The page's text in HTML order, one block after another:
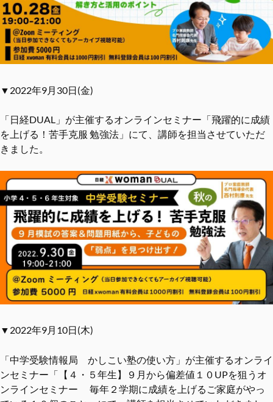
▼2022年9月30日(金)
「日経DUAL」が主催するオンラインセミナー「飛躍的に成績
を上げる！苦手克服 勉強法」にて、講師を担当させていただ
きました。
▼2022年9月10日(木)
「中学受験情報局 かしこい塾の使い方」が主催するオンライ
ンセミナー「【４・５年生】９月から偏差値１０UPを狙うオ
ンラインセミナー 毎年２学期に成績を上げるご家庭がやっ